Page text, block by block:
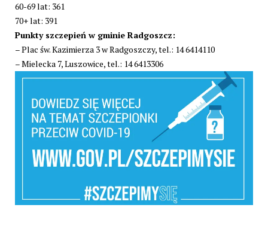
60-69 lat: 361
70+ lat: 391
Punkty szczepień w gminie Radgoszcz:
– Plac św. Kazimierza 3 w Radgoszczy, tel.: 14 6414110
– Mielecka 7, Luszowice, tel.: 14 6413306